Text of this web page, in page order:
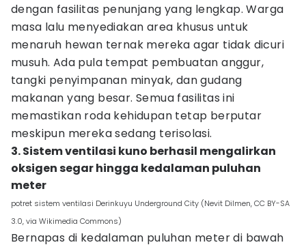
dengan fasilitas penunjang yang lengkap. Warga
masa lalu menyediakan area khusus untuk
menaruh hewan ternak mereka agar tidak dicuri
musuh. Ada pula tempat pembuatan anggur,
tangki penyimpanan minyak, dan gudang
makanan yang besar. Semua fasilitas ini
memastikan roda kehidupan tetap berputar
meskipun mereka sedang terisolasi.
3. Sistem ventilasi kuno berhasil mengalirkan
oksigen segar hingga kedalaman puluhan
meter
potret sistem ventilasi Derinkuyu Underground City (Nevit Dilmen, CC BY-SA
3.0, via Wikimedia Commons)
Bernapas di kedalaman puluhan meter di bawah